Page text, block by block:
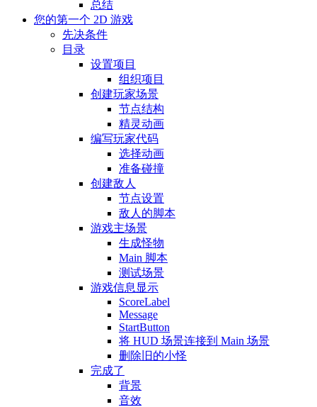
总结
您的第一个 2D 游戏
先决条件
目录
设置项目
组织项目
创建玩家场景
节点结构
精灵动画
编写玩家代码
选择动画
准备碰撞
创建敌人
节点设置
敌人的脚本
游戏主场景
生成怪物
Main 脚本
测试场景
游戏信息显示
ScoreLabel
Message
StartButton
将 HUD 场景连接到 Main 场景
删除旧的小怪
完成了
背景
音效